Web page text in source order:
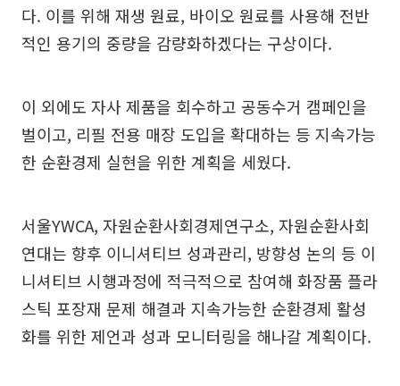
다. 이를 위해 재생 원료, 바이오 원료를 사용해 전반
적인 용기의 중량을 감량화하겠다는 구상이다.
이 외에도 자사 제품을 회수하고 공동수거 캠페인을
벌이고, 리필 전용 매장 도입을 확대하는 등 지속가능
한 순환경제 실현을 위한 계획을 세웠다.
서울YWCA, 자원순환사회경제연구소, 자원순환사회
연대는 향후 이니셔티브 성과관리, 방향성 논의 등 이
니셔티브 시행과정에 적극적으로 참여해 화장품 플라
스틱 포장재 문제 해결과 지속가능한 순환경제 활성
화를 위한 제언과 성과 모니터링을 해나갈 계획이다.